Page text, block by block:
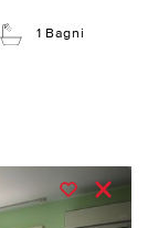
1 Bagni